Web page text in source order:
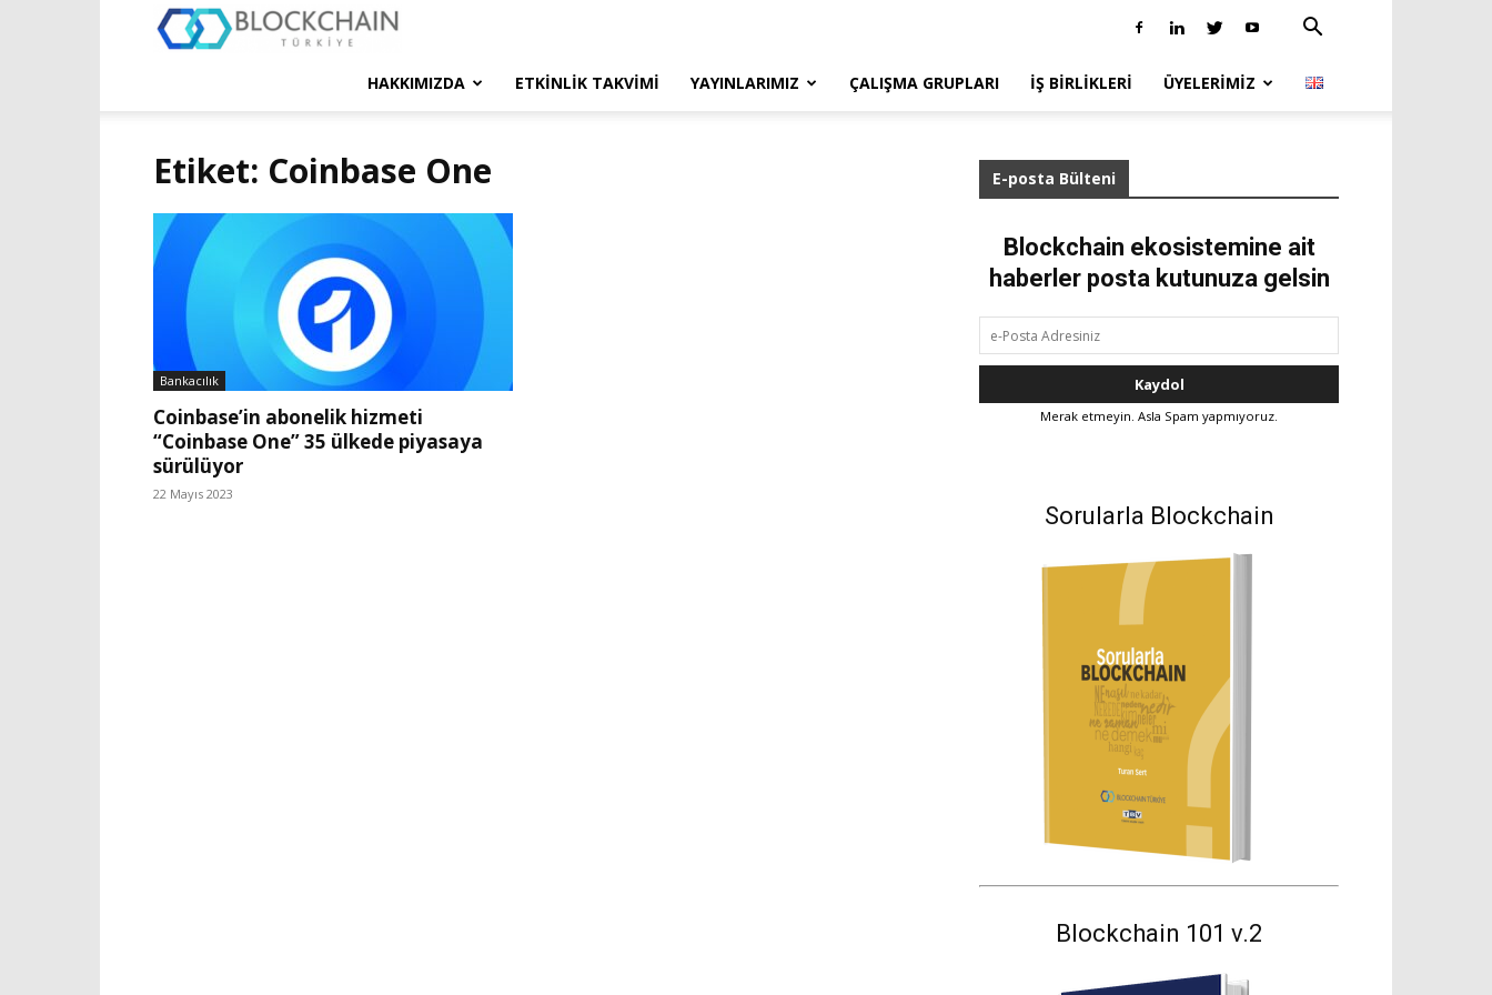
Türkiye
HAKKIMIZDA ETKINLIK TAKVIMI YAYINLARIMIZ ÇALIŞMA GRUPLARI İŞ BIRLIKLERI ÜYELERIMIZ
Etiket: Coinbase One
Bankacılık
Coinbase’in abonelik hizmeti
“Coinbase One” 35 ülkede piyasaya
sürülüyor
22 Mayıs 2023
E-posta Bülteni
Blockchain ekosistemine ait
haberler posta kutunuza gelsin
Merak etmeyin. Asla Spam yapmıyoruz.
Sorularla Blockchain
Blockchain 101 v.2